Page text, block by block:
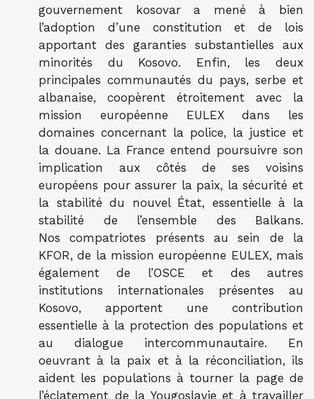
gouvernement kosovar a mené à bien
l’adoption d’une constitution et de lois
apportant des garanties substantielles aux
minorités du Kosovo. Enfin, les deux
principales communautés du pays, serbe et
albanaise, coopèrent étroitement avec la
mission européenne EULEX dans les
domaines concernant la police, la justice et
la douane. La France entend poursuivre son
implication aux côtés de ses voisins
européens pour assurer la paix, la sécurité et
la stabilité du nouvel État, essentielle à la
stabilité de l’ensemble des Balkans.
Nos compatriotes présents au sein de la
KFOR, de la mission européenne EULEX, mais
également de l’OSCE et des autres
institutions internationales présentes au
Kosovo, apportent une contribution
essentielle à la protection des populations et
au dialogue intercommunautaire. En
oeuvrant à la paix et à la réconciliation, ils
aident les populations à tourner la page de
l’éclatement de la Yougoslavie et à travailler